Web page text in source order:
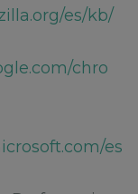
es/kb/
chro
es